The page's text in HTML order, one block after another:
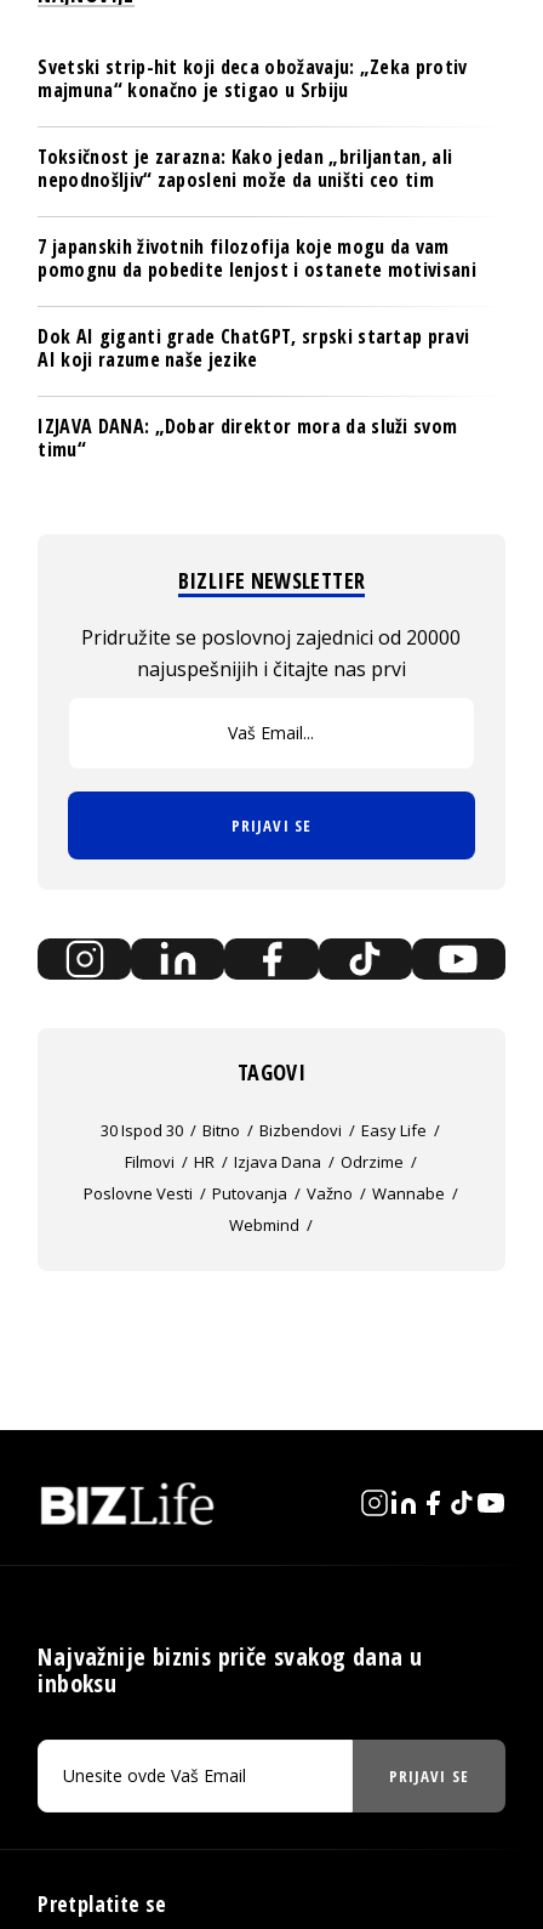
Svetski strip-hit koji deca obožavaju: „Zeka protiv
majmuna“ konačno je stigao u Srbiju
Toksičnost je zarazna: Kako jedan „briljantan, ali
nepodnošljiv“ zaposleni može da uništi ceo tim
7 japanskih životnih filozofija koje mogu da vam
pomognu da pobedite lenjost i ostanete motivisani
Dok AI giganti grade ChatGPT, srpski startap pravi
AI koji razume naše jezike
IZJAVA DANA: „Dobar direktor mora da služi svom
timu“
BIZLIFE NEWSLETTER
Pridružite se poslovnoj zajednici od 20000
najuspešnijih i čitajte nas prvi
PRIJAVI SE
TAGOVI
30 Ispod 30 Bitno Bizbendovi
Easy Life
Filmovi
HR Izjava Dana
Odrzime
Poslovne Vesti
Putovanja Važno
Wannabe
Webmind
Najvažnije biznis priče svakog dana u
inboksu
PRIJAVI SE
Pretplatite se